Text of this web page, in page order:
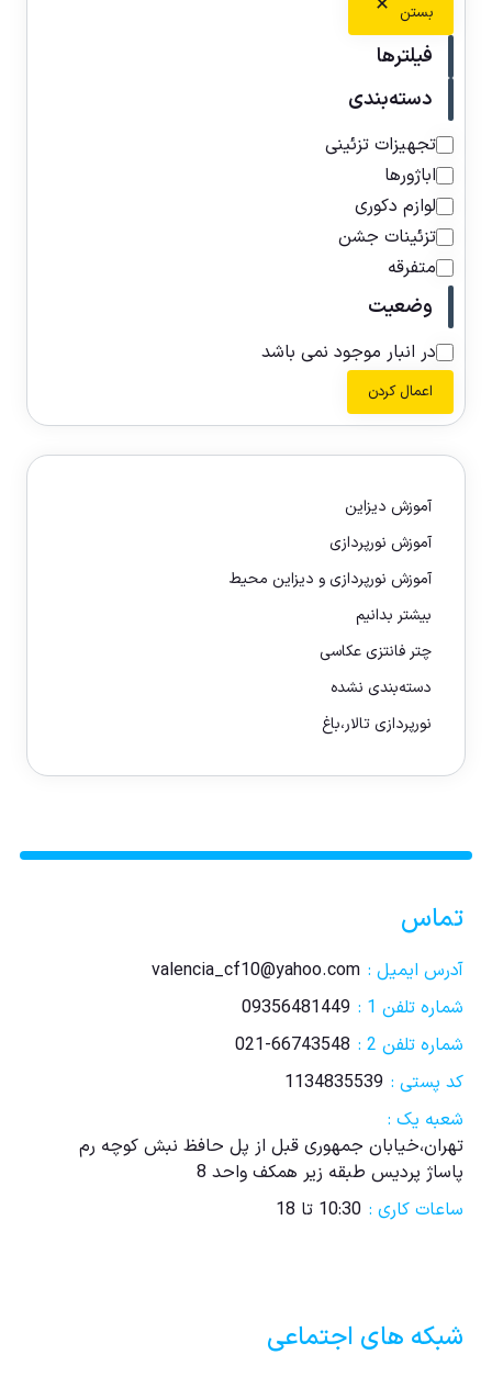
بستن
فیلترها
دسته‌بندی
تجهیزات تزئینی
اباژورها
لوازم دکوری
تزئینات جشن
متفرقه
وضعیت
در انبار موجود نمی باشد
اعمال کردن
آموزش دیزاین
آموزش نورپردازی
آموزش نورپردازی و دیزاین محیط
بیشتر بدانیم
چتر فانتزی عکاسی
دسته‌بندی نشده
نورپردازی تالار،باغ
تماس
آدرس ایمیل : valencia_cf10@yahoo.com
شماره تلفن 1 :
09356481449
شماره تلفن 2 :
021-66743548
کد پستی : 1134835539
شعبه یک :
تهران،خیابان جمهوری قبل از پل حافظ نبش کوچه رم
پاساژ پردیس طبقه زیر همکف واحد 8
ساعات کاری : 10:30 تا 18
شبکه های اجتماعی